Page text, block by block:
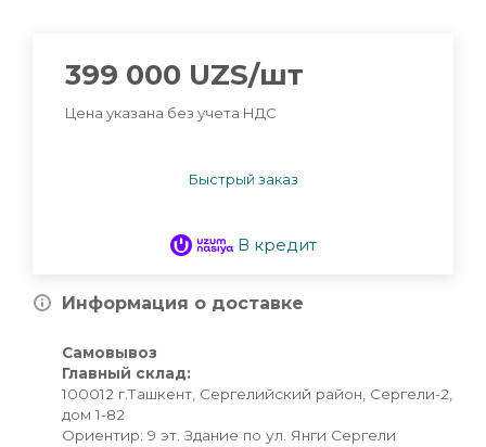
399 000 UZS/шт
Цена указана без учета НДС
Быстрый заказ
В кредит
Информация о доставке
Самовывоз
Главный склад:
100012 г.Ташкент, Сергелийский район, Сергели-2,
дом 1-82
Ориентир: 9 эт. Здание по ул. Янги Сергели